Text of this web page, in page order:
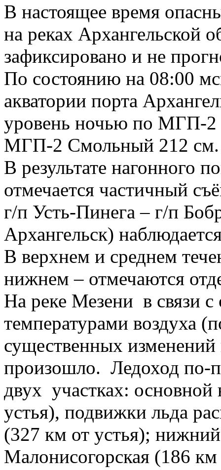
В настоящее время
на реках Архангельской
зафиксировано и не
По состоянию на 08:00
акватории порта
уровень ночью по МГП-2
МГП-2 Смольный 212 см.
В результате нагонного
отмечается частичный
г/п Усть-Пинега – г/п
Архангельск)
В верхнем и среднем
нижнем – отмечаются
На реке Мезени в связи
температурами воздуха
существенных изменений
произошло. Ледоход по-
двух участках: основной
устья), подвижки льда
(327 км от устья);
Малонисогорская (186